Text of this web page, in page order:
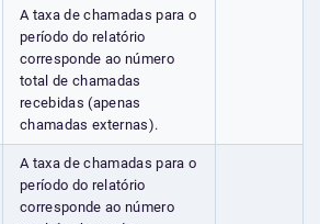
A taxa de chamadas para o
período do relatório
corresponde ao número
total de chamadas
recebidas (apenas
chamadas externas).
A taxa de chamadas para o
período do relatório
corresponde ao número